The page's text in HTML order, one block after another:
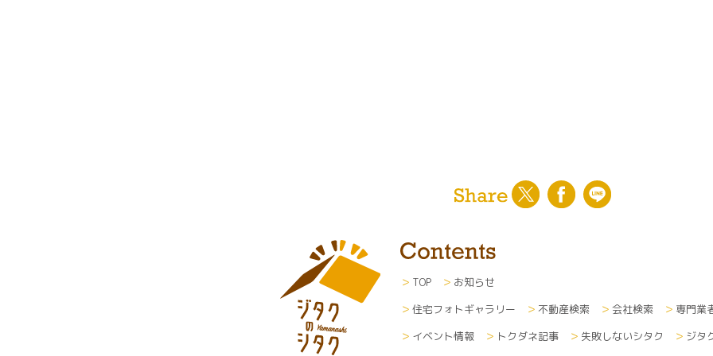
TOP
お知らせ
住宅フォトギャラリー
不動産検索 会社検索
専門業
イベント情報
トクダネ記事 失敗しないシタク
ジタ